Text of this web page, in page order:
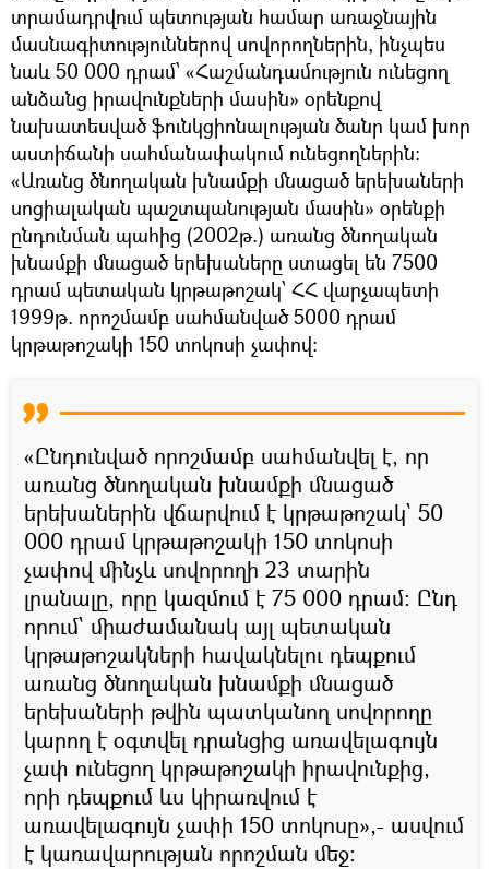
տրամադրվում պետության համար առաջնային
մասնագիտություններով սովորողներին, ինչպես
նաև 50 000 դրամ՝ «Հաշմանդամություն ունեցող
անձանց իրավունքների մասին» օրենքով
նախատեսված ֆունկցիոնալության ծանր կամ խոր
աստիճանի սահմանափակում ունեցողներին։
«Առանց ծնողական խնամքի մնացած երեխաների
սոցիալական պաշտպանության մասին» օրենքի
ընդունման պահից (2002թ.) առանց ծնողական
խնամքի մնացած երեխաները ստացել են 7500
դրամ պետական կրթաթոշակ՝ ՀՀ վարչապետի
1999թ. որոշմամբ սահմանված 5000 դրամ
կրթաթոշակի 150 տոկոսի չափով:
«Ընդունված որոշմամբ սահմանվել է, որ
առանց ծնողական խնամքի մնացած
երեխաներին վճարվում է կրթաթոշակ՝ 50
000 դրամ կրթաթոշակի 150 տոկոսի
չափով մինչև սովորողի 23 տարին
լրանալը, որը կազմում է 75 000 դրամ։ Ընդ
որում՝ միաժամանակ այլ պետական
կրթաթոշակների հավակնելու դեպքում
առանց ծնողական խնամքի մնացած
երեխաների թվին պատկանող սովորողը
կարող է օգտվել դրանցից առավելագույն
չափ ունեցող կրթաթոշակի իրավունքից,
որի դեպքում ևս կիրառվում է
առավելագույն չափի 150 տոկոսը»,- ասվում
է կառավարության որոշման մեջ։